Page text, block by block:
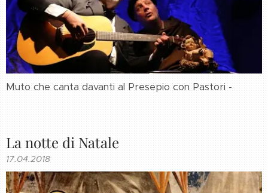
Muto che canta davanti al Presepio con Pastori -
La notte di Natale
17.04.2018